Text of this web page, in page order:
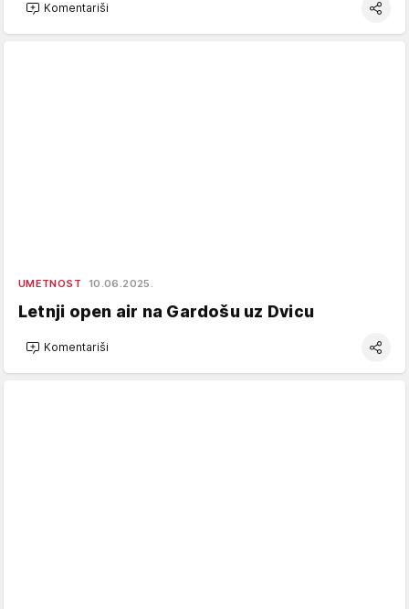
Komentariši
UMETNOST 10.06.2025.
Letnji open air na Gardošu uz Dvicu
Komentariši